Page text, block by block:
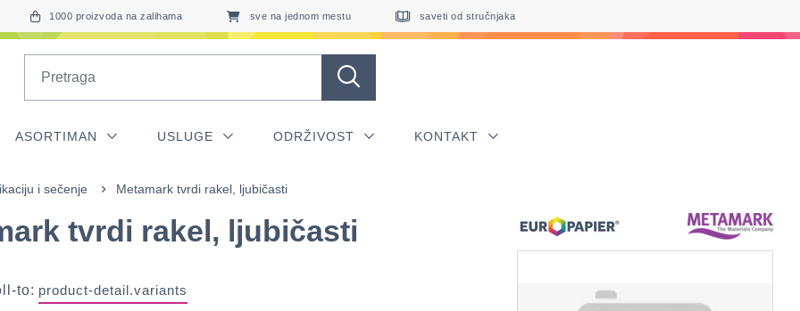
1000 proizvoda na zalihama sve na jednom mestu saveti od stručnjaka
ASORTIMAN USLUGE ODRŽIVOST KONTAKT
i sečenje Metamark tvrdi rakel, ljubičasti
tvrdi rakel, ljubičasti
to: product-detail.variants